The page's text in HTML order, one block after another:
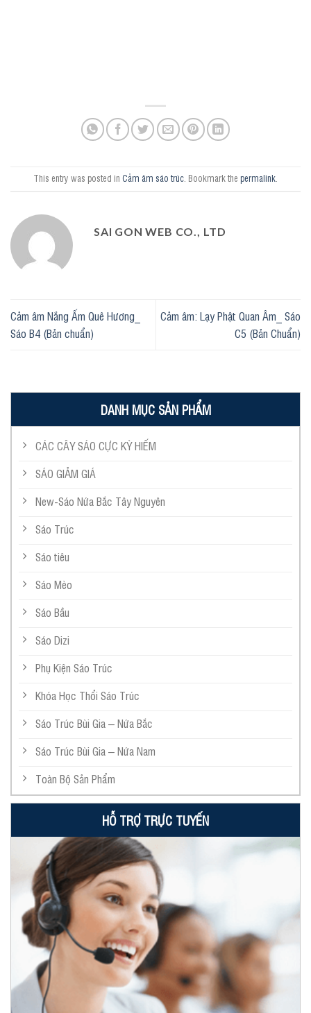
DANH MỤC SẢN PHẨM
CÁC CÂY SÁO CỰC KỲ HIẾM
SÁO GIẢM GIÁ
New-Sáo Nứa Bắc Tây Nguyên
Sáo Trúc
Sáo tiêu
Sáo Mèo
Sáo Bầu
Sáo Dizi
Phụ Kiện Sáo Trúc
Khóa Học Thổi Sáo Trúc
Sáo Trúc Bùi Gia – Nứa Bắc
Sáo Trúc Bùi Gia – Nứa Nam
Toàn Bộ Sản Phẩm
HỖ TRỢ TRỰC TUYẾN
This entry was posted in Cảm âm sáo trúc . Bookmark the permalink
SAI GON WEB CO., LTD
Cảm âm Nắng Ấm Quê Hương_
Sáo B4 (Bản chuẩn)
Cảm âm: Lạy Phật Quan Âm_ Sáo
C5 (Bản Chuẩn)